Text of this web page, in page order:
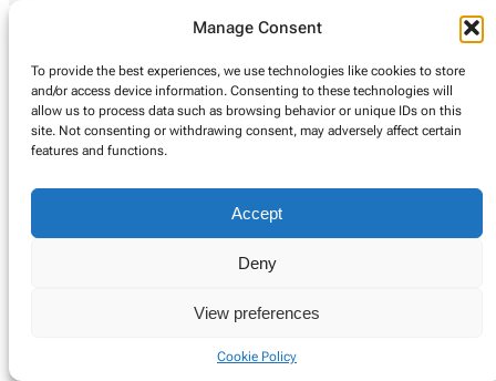
Manage Consent
To provide the best experiences, we use technologies like cookies to store
and/or access device information. Consenting to these technologies will
allow us to process data such as browsing behavior or unique IDs on this
site. Not consenting or withdrawing consent, may adversely affect certain
features and functions.
Accept
Deny
View preferences
Cookie Policy